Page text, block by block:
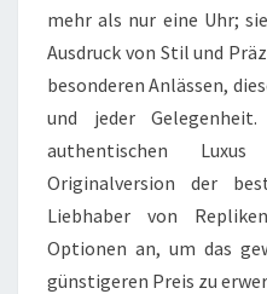
mehr als nur eine Uhr;
Ausdruck von Stil und
besonderen Anlässen,
und jeder
authentischen
Originalversion der
Liebhaber von
Optionen an, um das
günstigeren Preis zu